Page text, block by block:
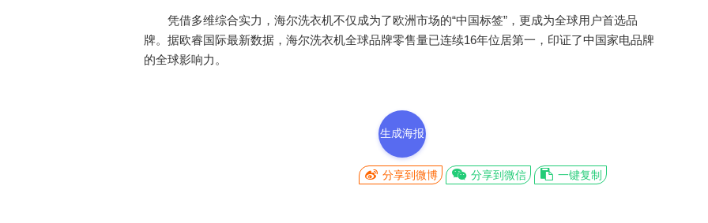
凭借多维综合实力，海尔洗衣机不仅成为了欧洲市场的“中国标签”，更成为全球用户首选品
牌。据欧睿国际最新数据，海尔洗衣机全球品牌零售量已连续16年位居第一，印证了中国家电品牌
的全球影响力。
生成海报
分享到微博 分享到微信 一键复制